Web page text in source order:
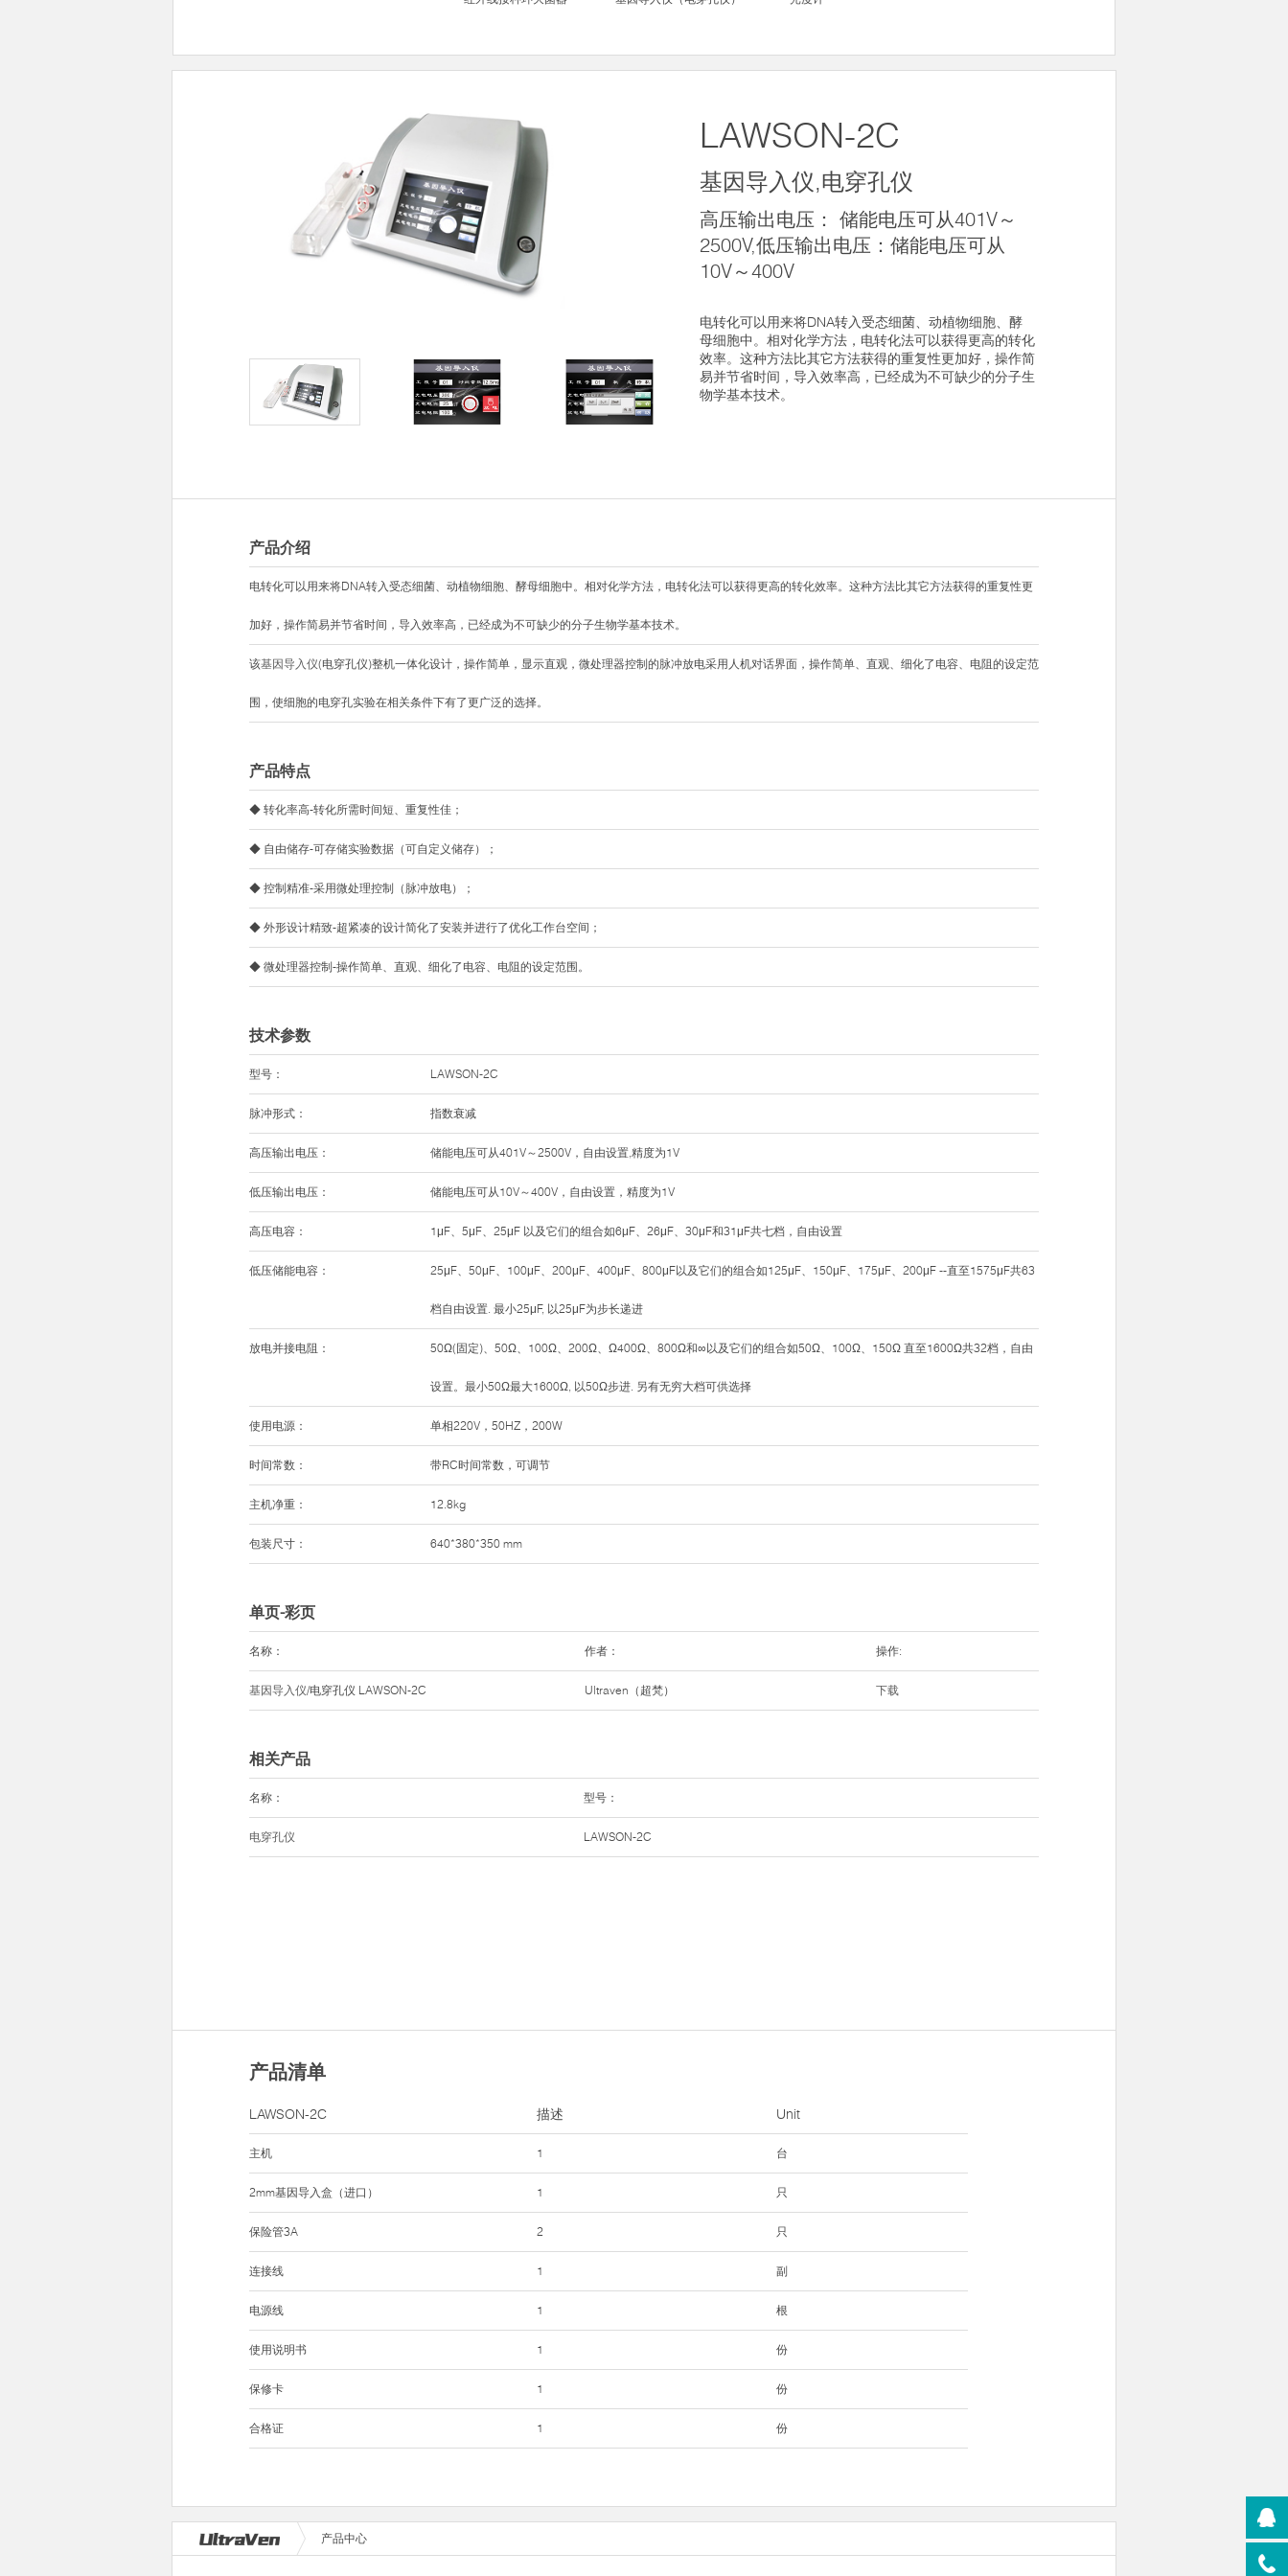
LAWSON-2C
基因导入仪,电穿孔仪
高压输出电压： 储能电压可从401V～
2500V,低压输出电压：储能电压可从
10V～400V
电转化可以用来将DNA转入受态细菌、动植物细胞、酵
母细胞中。相对化学方法，电转化法可以获得更高的转化
效率。这种方法比其它方法获得的重复性更加好，操作简
易并节省时间，导入效率高，已经成为不可缺少的分子生
物学基本技术。
产品介绍
电转化可以用来将DNA转入受态细菌、动植物细胞、酵母细胞中。相对化学方法，电转化法可以获得更高的转化效率。这种方法比其它方法获得的重复性更
加好，操作简易并节省时间，导入效率高，已经成为不可缺少的分子生物学基本技术。
该基因导入仪(电穿孔仪)整机一体化设计，操作简单，显示直观，微处理器控制的脉冲放电采用人机对话界面，操作简单、直观、细化了电容、电阻的设定范
围，使细胞的电穿孔实验在相关条件下有了更广泛的选择。
产品特点
◆ 转化率高-转化所需时间短、重复性佳；
◆ 自由储存-可存储实验数据（可自定义储存）；
◆ 控制精准-采用微处理控制（脉冲放电）；
◆ 外形设计精致-超紧凑的设计简化了安装并进行了优化工作台空间；
◆ 微处理器控制-操作简单、直观、细化了电容、电阻的设定范围。
技术参数
型号： LAWSON-2C
脉冲形式： 指数衰减
高压输出电压： 储能电压可从401V～2500V，自由设置,精度为1V
低压输出电压： 储能电压可从10V～400V，自由设置，精度为1V
高压电容： 1μF、5μF、25μF 以及它们的组合如6μF、26μF、30μF和31μF共七档，自由设置
低压储能电容： 25μF、50μF、100μF、200μF、400μF、800μF以及它们的组合如125μF、150μF、175μF、200μF --直至1575μF共63
档自由设置. 最小25μF, 以25μF为步长递进
放电并接电阻： 50Ω(固定)、50Ω、100Ω、200Ω、Ω400Ω、800Ω和∞以及它们的组合如50Ω、100Ω、150Ω 直至1600Ω共32档，自由
设置。最小50Ω最大1600Ω, 以50Ω步进. 另有无穷大档可供选择
使用电源： 单相220V，50HZ，200W
时间常数： 带RC时间常数，可调节
主机净重： 12.8kg
包装尺寸： 640*380*350 mm
单页-彩页
名称： 作者： 操作:
基因导入仪/电穿孔仪 LAWSON-2C Ultraven（超梵） 下载
相关产品
名称： 型号：
电穿孔仪 LAWSON-2C
产品清单
LAWSON-2C Unit
主机 台
2mm基因导入盒（进口） 只
保险管3A 只
连接线 副
电源线 根
使用说明书 份
保修卡 份
合格证 份
描述
1
1
2
1
1
1
1
1
产品中心